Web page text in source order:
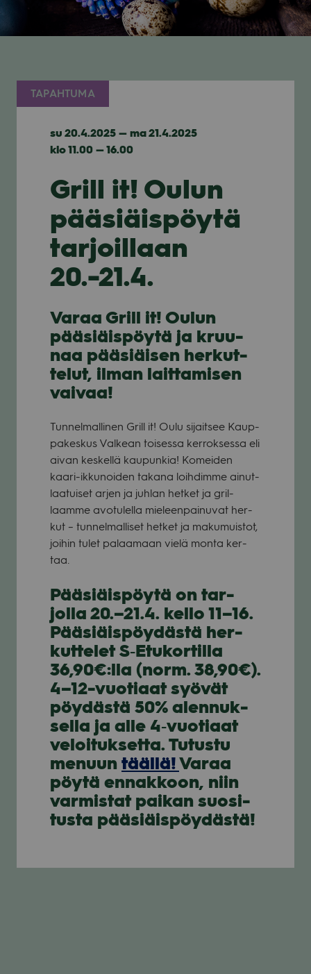
TAPAHTUMA
su 20.4.2025 — ma 21.4.2025
klo 11.00 — 16.00
Grill it! Oulun
pääsiäispöytä
tarjoillaan
20.-21.4.
Varaa Grill it! Oulun
pää­siäis­pöytä ja kruu­
naa pää­siäi­sen her­kut­
te­lut, ilman lait­ta­mi­sen
vai­vaa!
Tun­nel­mal­li­nen Grill it! Oulu sijait­see Kaup­
pa­kes­kus Val­kean toi­sessa ker­rok­sessa eli
aivan kes­kellä kau­pun­kia! Komei­den
kaari-ikku­noi­den takana loih­dimme ainut­
laa­tui­set arjen ja juh­lan het­ket ja gril­
laamme avo­tu­lella mie­leen­pai­nu­vat her­
kut – tun­nel­mal­li­set het­ket ja maku­muis­tot,
joi­hin tulet palaa­maan vielä monta ker­
taa.
Pää­siäis­pöytä on tar­
jolla 20.–21.4. kello 11–16.
Pää­siäis­pöy­dästä her­
kut­te­let S‑Etukortilla
36,90€:lla (norm. 38,90€).
4–12-vuotiaat syö­vät
pöy­dästä 50% alen­nuk­
sella ja alle 4‑vuotiaat
veloi­tuk­setta. Tutustu
menuun täällä!Varaa
pöytä ennak­koon, niin
var­mis­tat pai­kan suo­si­
tusta pää­siäis­pöy­dästä!